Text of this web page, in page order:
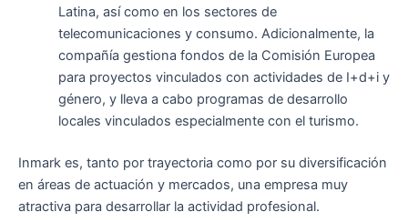
Latina, así como en los sectores de
telecomunicaciones y consumo. Adicionalmente, la
compañía gestiona fondos de la Comisión Europea
para proyectos vinculados con actividades de I+d+i y
género, y lleva a cabo programas de desarrollo
locales vinculados especialmente con el turismo.
Inmark es, tanto por trayectoria como por su diversificación
en áreas de actuación y mercados, una empresa muy
atractiva para desarrollar la actividad profesional.